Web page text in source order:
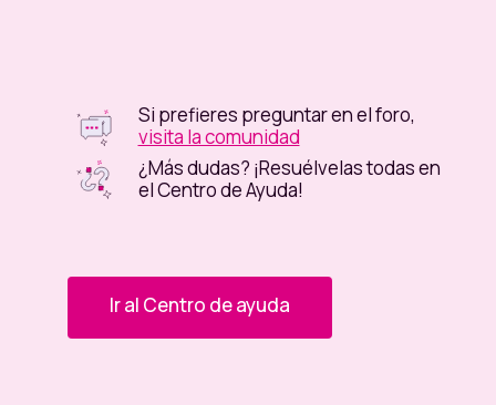
inmediatamente después de hacer el
procedimiento de forma exitosa.
¿Más dudas? ¡Resuélvelas todas en
el Centro de Ayuda!
Si prefieres preguntar en el foro,
visita la comunidad
Ir al Centro de ayuda